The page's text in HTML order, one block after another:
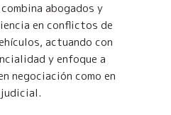
abogados y
en conflictos de
actuando con
y enfoque a
negociación como en